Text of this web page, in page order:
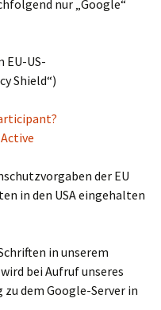
nur „Google“
EU-US-
Shield“)
der EU
in den USA eingehalten
in unserem
bei Aufruf unseres
dem Google-Server in